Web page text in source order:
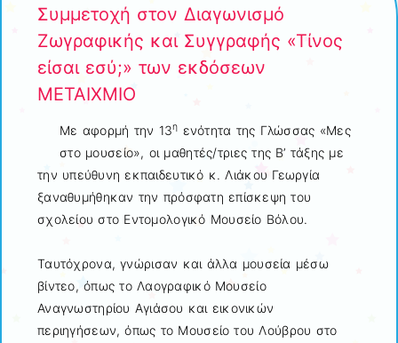
Συμμετοχή στον Διαγωνισμό
Ζωγραφικής και Συγγραφής «Τίνος
είσαι εσύ;» των εκδόσεων
ΜΕΤΑΙΧΜΙΟ
Με αφορμή την 13η ενότητα της Γλώσσας «Μες
στο μουσείο», οι μαθητές/τριες της Β’ τάξης με
την υπεύθυνη εκπαιδευτικό κ. Λιάκου Γεωργία
ξαναθυμήθηκαν την πρόσφατη επίσκεψη του
σχολείου στο Εντομολογικό Μουσείο Βόλου.
Ταυτόχρονα, γνώρισαν και άλλα μουσεία μέσω
βίντεο, όπως το Λαογραφικό Μουσείο
Αναγνωστηρίου Αγιάσου και εικονικών
περιηγήσεων, όπως το Μουσείο του Λούβρου στο